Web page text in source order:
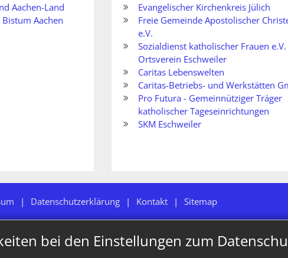
bei den Einstellungen zum
Aachen-Land
Aachen
Evangelischer Kirchenkreis Jülich
Freie Gemeinde Apostolischer
e.V.
Sozialdienst katholischer Frauen e.V.
Ortsverein Eschweiler
Caritas Lebenswelten
Caritas-Betriebs- und Werkstätten
Pro Futura - Gemeinnütziger Träger
katholischer Tageseinrichtungen
SKM Eschweiler
Datenschutzerklärung Kontakt Sitemap